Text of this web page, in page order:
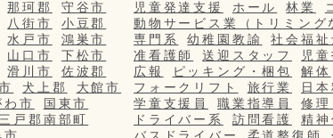
那珂郡
守谷市
八街市
小豆郡
水戸市
鴻巣市
山口市
下松市
滑川市
佐波郡
犬上郡
大館市
わ市
国東市
三戸郡南部町
市
児童発達支援
ホール 林業
動物サービス業（トリミング
専門系
幼稚園教諭
社会福
准看護師
送迎スタッフ
児
広報
ピッキング・梱包
解体
フォークリフト
旅行業
日
学童支援員
職業指導員
修
ドライバー系
訪問看護
精
バスドライバー
柔道整復師